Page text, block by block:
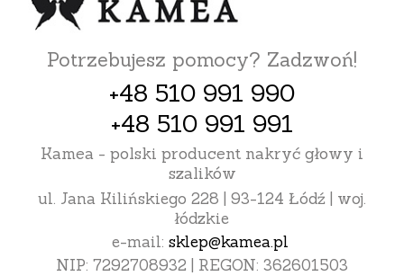
Potrzebujesz pomocy? Zadzwoń!
+48 510 991 990
+48 510 991 991
Kamea - polski producent nakryć głowy i
szalików
ul. Jana Kilińskiego 228 | 93-124 Łódź | woj.
łódzkie
e-mail: sklep@kamea.pl
NIP: 7292708932 | REGON: 362601503